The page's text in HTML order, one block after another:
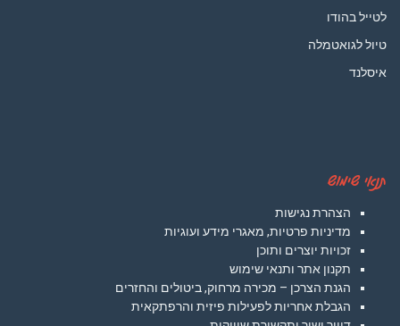
לטייל בהודו
טיול לגואטמלה
איסלנד
תנאי שימוש
הצהרת נגישות
מדיניות פרטיות, מאגרי מידע ועוגיות
זכויות יוצרים ותוכן
תקנון אתר ותנאי שימוש
הגנת הצרכן – מכירה מרחוק, ביטולים והחזרים
הגבלת אחריות לפעילות פיזית והרפתקאית